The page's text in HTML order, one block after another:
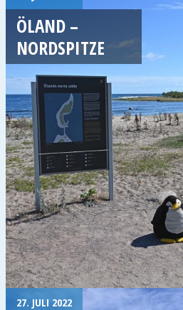
ÖLAND –
NORDSPITZE
27. JULI 2022